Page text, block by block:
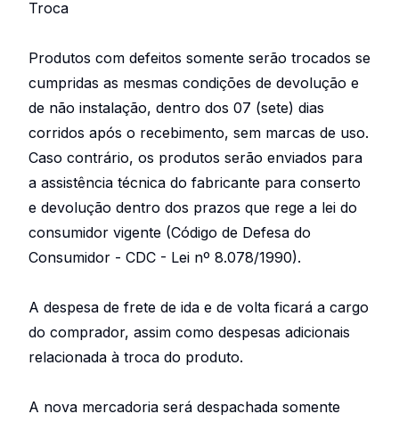
Troca
Produtos com defeitos somente serão trocados se
cumpridas as mesmas condições de devolução e
de não instalação, dentro dos 07 (sete) dias
corridos após o recebimento, sem marcas de uso.
Caso contrário, os produtos serão enviados para
a assistência técnica do fabricante para conserto
e devolução dentro dos prazos que rege a lei do
consumidor vigente (Código de Defesa do
Consumidor - CDC - Lei nº 8.078/1990).
A despesa de frete de ida e de volta ficará a cargo
do comprador, assim como despesas adicionais
relacionada à troca do produto.
A nova mercadoria será despachada somente